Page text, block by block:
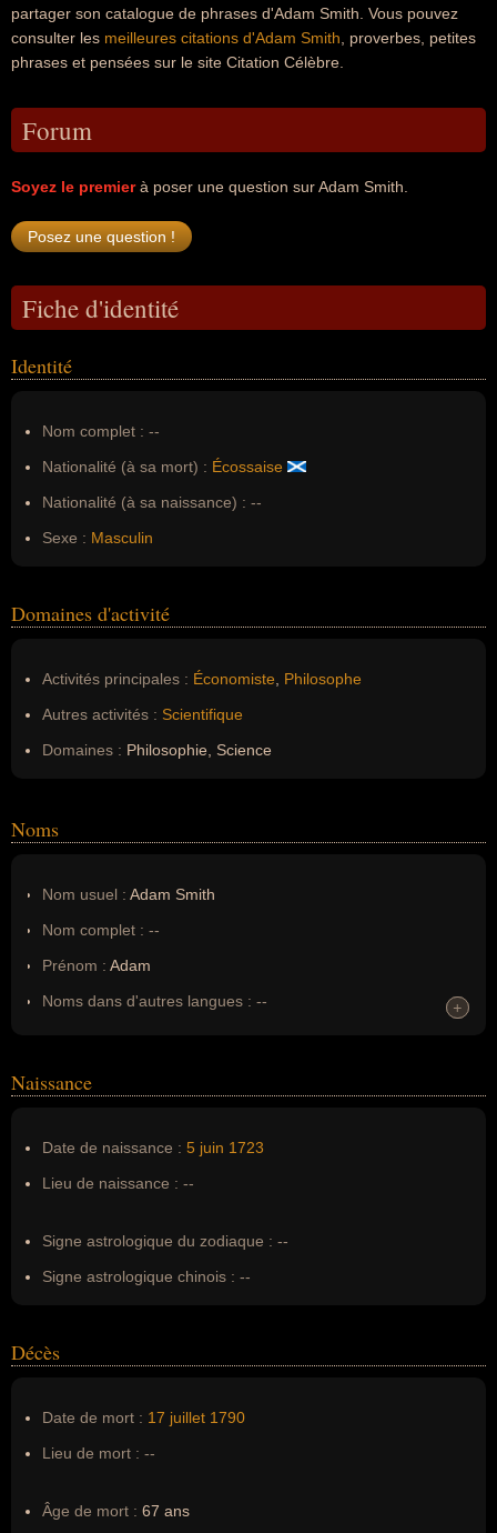
partager son catalogue de phrases d'Adam Smith. Vous pouvez
consulter les meilleures citations d'Adam Smith , proverbes, petites
phrases et pensées sur le site Citation Célèbre.
Forum
Soyez le premierà poser une question sur Adam Smith.
Fiche d'identité
Identité
Nom complet : --
Nationalité (à sa mort) : Écossaise
Nationalité (à sa naissance) : --
Sexe : Masculin
Domaines d'activité
Activités principales : Économiste
Philosophe
Autres activités : Scientifique
Domaines : Philosophie, Science
Noms
Nom usuel : Adam Smith
Nom complet : --
Prénom : Adam
Noms dans d'autres langues : --
Nom de famille :Smith
+
+
Naissance
Date de naissance : 5 juin 1723
Lieu de naissance : --
Signe astrologique du zodiaque : --
Signe astrologique chinois : --
Décès
Date de mort : 17 juillet 1790
Lieu de mort : --
Âge de mort : 67 ans